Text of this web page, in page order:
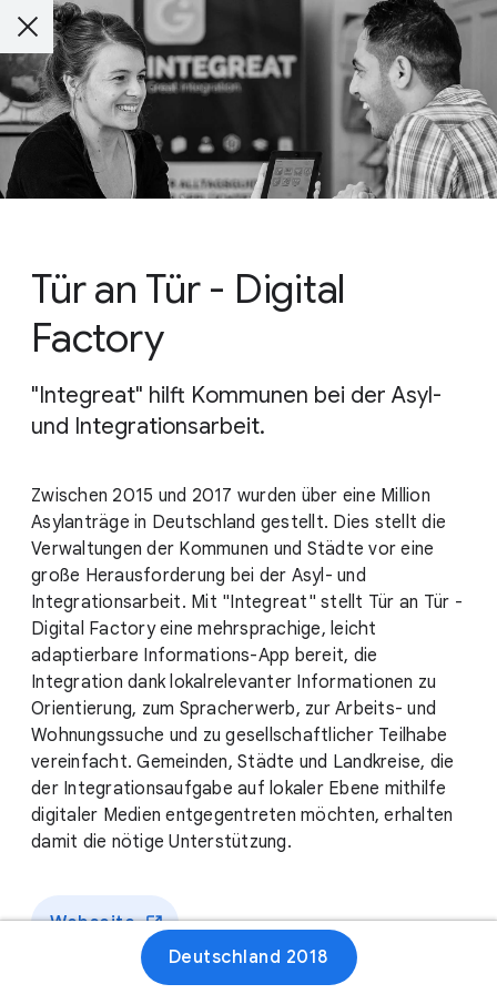
Tür an Tür - Digital
Factory
"Integreat" hilft Kommunen bei der Asyl-
und Integrationsarbeit.
Zwischen 2015 und 2017 wurden über eine Million
Asylanträge in Deutschland gestellt. Dies stellt die
Verwaltungen der Kommunen und Städte vor eine
große Herausforderung bei der Asyl- und
Integrationsarbeit. Mit "Integreat" stellt Tür an Tür -
Digital Factory eine mehrsprachige, leicht
adaptierbare Informations-App bereit, die
Integration dank lokalrelevanter Informationen zu
Orientierung, zum Spracherwerb, zur Arbeits- und
Wohnungssuche und zu gesellschaftlicher Teilhabe
vereinfacht. Gemeinden, Städte und Landkreise, die
der Integrationsaufgabe auf lokaler Ebene mithilfe
digitaler Medien entgegentreten möchten, erhalten
damit die nötige Unterstützung.
Webseite
Deutschland 2018